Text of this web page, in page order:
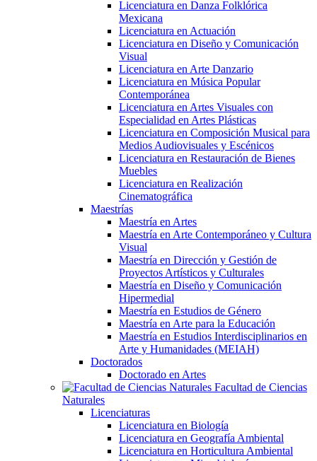
Licenciatura en Danza Folklórica
Mexicana
Licenciatura en Actuación
Licenciatura en Diseño y Comunicación
Visual
Licenciatura en Arte Danzario
Licenciatura en Música Popular
Contemporánea
Licenciatura en Artes Visuales con
Especialidad en Artes Plásticas
Licenciatura en Composición Musical para
Medios Audiovisuales y Escénicos
Licenciatura en Restauración de Bienes
Muebles
Licenciatura en Realización
Cinematográfica
Maestrías
Maestría en Artes
Maestría en Arte Contemporáneo y Cultura
Visual
Maestría en Dirección y Gestión de
Proyectos Artísticos y Culturales
Maestría en Diseño y Comunicación
Hipermedial
Maestría en Estudios de Género
Maestría en Arte para la Educación
Maestría en Estudios Interdisciplinarios en
Arte y Humanidades (MEIAH)
Doctorados
Doctorado en Artes
Facultad de Ciencias
Naturales
Licenciaturas
Licenciatura en Biología
Licenciatura en Geografía Ambiental
Licenciatura en Horticultura Ambiental